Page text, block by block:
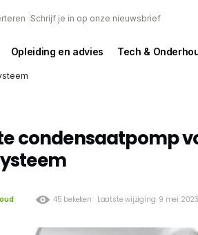
Schrijf je in op onze nieuwsbrief
Opleiding en advies Tech &
condensaatpomp
45 bekeken Laatste wijziging: 9 mei 2023